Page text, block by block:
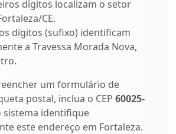
dígitos localizam o setor
CE.
dígitos (sufixo) identificam
a Travessa Morada Nova,
um formulário de
postal, inclua o CEP 60025-
sistema identifique
este endereço em Fortaleza.